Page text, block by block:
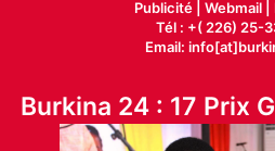
Publicité| Webmail |
Tél : +( 226) 25-
Email:
Burkina 24 : 17 Prix